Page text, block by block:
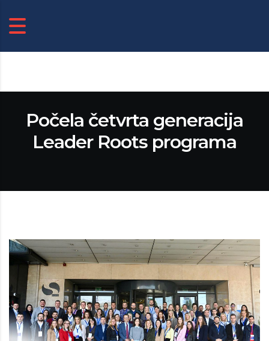
Počela četvrta generacija
Leader Roots programa